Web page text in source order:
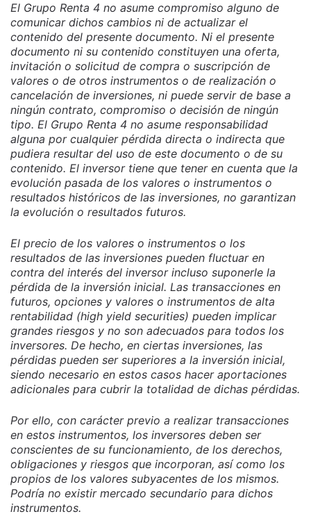
El Grupo Renta 4 no asume compromiso alguno de
comunicar dichos cambios ni de actualizar el
contenido del presente documento. Ni el presente
documento ni su contenido constituyen una oferta,
invitación o solicitud de compra o suscripción de
valores o de otros instrumentos o de realización o
cancelación de inversiones, ni puede servir de base a
ningún contrato, compromiso o decisión de ningún
tipo. El Grupo Renta 4 no asume responsabilidad
alguna por cualquier pérdida directa o indirecta que
pudiera resultar del uso de este documento o de su
contenido. El inversor tiene que tener en cuenta que la
evolución pasada de los valores o instrumentos o
resultados históricos de las inversiones, no garantizan
la evolución o resultados futuros.
El precio de los valores o instrumentos o los
resultados de las inversiones pueden fluctuar en
contra del interés del inversor incluso suponerle la
pérdida de la inversión inicial. Las transacciones en
futuros, opciones y valores o instrumentos de alta
rentabilidad (high yield securities) pueden implicar
grandes riesgos y no son adecuados para todos los
inversores. De hecho, en ciertas inversiones, las
pérdidas pueden ser superiores a la inversión inicial,
siendo necesario en estos casos hacer aportaciones
adicionales para cubrir la totalidad de dichas pérdidas.
Por ello, con carácter previo a realizar transacciones
en estos instrumentos, los inversores deben ser
conscientes de su funcionamiento, de los derechos,
obligaciones y riesgos que incorporan, así como los
propios de los valores subyacentes de los mismos.
Podría no existir mercado secundario para dichos
instrumentos.